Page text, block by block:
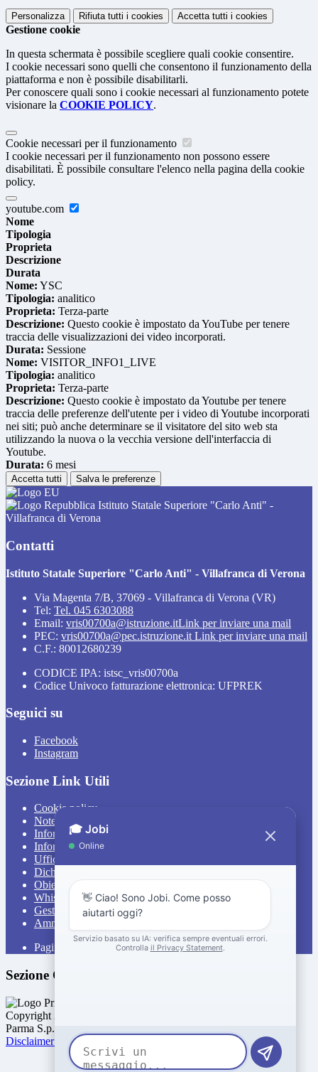
Personalizza Rifiuta tutti i cookies Accetta tutti i cookies
Gestione cookie
In questa schermata è possibile scegliere quali cookie consentire.
I cookie necessari sono quelli che consentono il funzionamento della
piattaforma e non è possibile disabilitarli.
Per conoscere quali sono i cookie necessari al funzionamento potete
visionare la COOKIE POLICY.
Cookie necessari per il funzionamento
I cookie necessari per il funzionamento non possono essere
disabilitati. È possibile consultare l'elenco nella pagina della cookie
policy.
youtube.com
Nome
Tipologia
Proprieta
Descrizione
Durata
Nome: YSC
Tipologia: analitico
Proprieta: Terza-parte
Descrizione: Questo cookie è impostato da YouTube per tenere
traccia delle visualizzazioni dei video incorporati.
Durata: Sessione
Nome: VISITOR_INFO1_LIVE
Tipologia: analitico
Proprieta: Terza-parte
Descrizione: Questo cookie è impostato da Youtube per tenere
traccia delle preferenze dell'utente per i video di Youtube incorporati
nei siti; può anche determinare se il visitatore del sito web sta
utilizzando la nuova o la vecchia versione dell'interfaccia di
Youtube.
Durata: 6 mesi
Accetta tutti Salva le preferenze
Istituto Statale Superiore "Carlo Anti" -
Villafranca di Verona
Contatti
Istituto Statale Superiore "Carlo Anti" - Villafranca di Verona
Via Magenta 7/B, 37069 - Villafranca di Verona (VR)
Tel: Tel. 045 6303088
Email: vris00700a@istruzione.itLink per inviare una mail
PEC: vris00700a@pec.istruzione.it Link per inviare una mail
C.F.: 80012680239
CODICE IPA: istsc_vris00700a
Codice Univoco fatturazione elettronica: UFPREK
Seguici su
Facebook
Instagram
Sezione Link Utili
Cookie policy
Note legali
Informativa Privacy
Informativa Privacy chatbot Jobi
Ufficio Relazioni con il Pubblico
Dichiarazione di accessibilità
Obiettivi di accessibilità
Whistleblowing
Gestione consensi cookie
Amministrazione trasparente
Pagina visualizzata811volte
Sezione Copyright
Copyright 2026 | Engineered and powered by Gruppo Spaggiari
Parma S.p.A. | Divisione Publishing & New Social Media
Disclaimer trattamento dati personali